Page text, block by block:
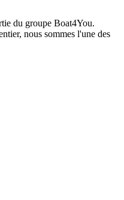
du groupe Boat4You.
nous sommes l'une des